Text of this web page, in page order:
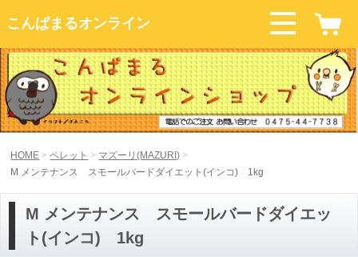
こんぱまるオンライン
HOME ペレット
マズーリ(MAZURI)
M メンテナンス スモールバードダイエット(インコ) 1kg
M メンテナンス スモールバードダイエッ
ト(インコ) 1kg